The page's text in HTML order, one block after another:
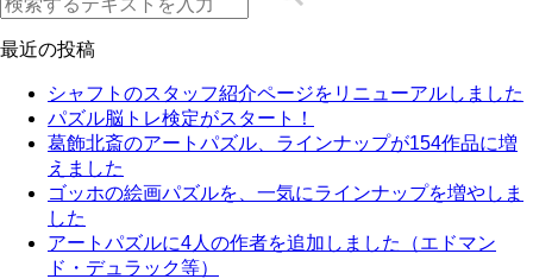
最近の投稿
シャフトのスタッフ紹介ページをリニューアルしました
パズル脳トレ検定がスタート！
葛飾北斎のアートパズル、ラインナップが154作品に増
えました
ゴッホの絵画パズルを、一気にラインナップを増やしま
した
アートパズルに4人の作者を追加しました（エドマン
ド・デュラック等）